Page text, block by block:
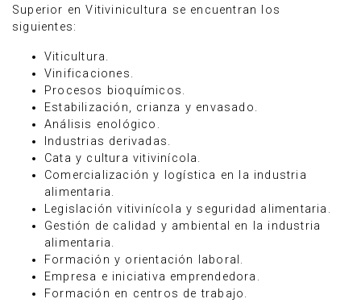
Superior en Vitivinicultura se encuentran los
siguientes:
Viticultura.
Vinificaciones.
Procesos bioquímicos.
Estabilización, crianza y envasado.
Análisis enológico.
Industrias derivadas.
Cata y cultura vitivinícola.
Comercialización y logística en la industria
alimentaria.
Legislación vitivinícola y seguridad alimentaria.
Gestión de calidad y ambiental en la industria
alimentaria.
Formación y orientación laboral.
Empresa e iniciativa emprendedora.
Formación en centros de trabajo.